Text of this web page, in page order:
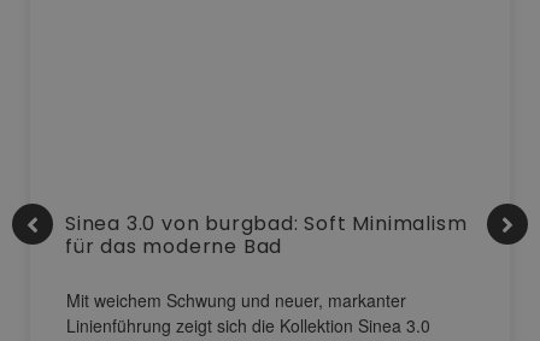
Sinea 3.0 von burgbad: Soft Minimalism
für das moderne Bad
Mit weichem Schwung und neuer, markanter
Linienführung zeigt sich die Kollektion Sinea 3.0